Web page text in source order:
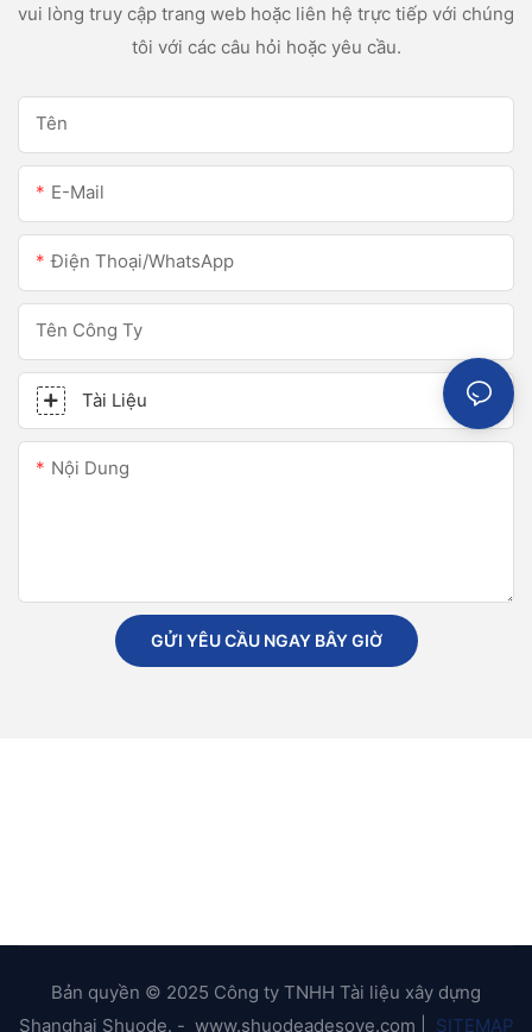
vui lòng truy cập trang web hoặc liên hệ trực tiếp với chúng
tôi với các câu hỏi hoặc yêu cầu.
Tên
E-Mail
Điện Thoại/WhatsApp
Tên Công Ty
Tài Liệu
Nội Dung
GỬI YÊU CẦU NGAY BÂY GIỜ
Bản quyền © 2025 Công ty TNHH Tài liệu xây dựng
Shanghai Shuode. - www.shuodeadesove.com |
SITEMAP